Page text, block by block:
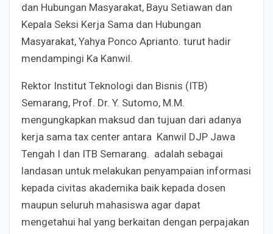
dan Hubungan Masyarakat, Bayu Setiawan dan
Kepala Seksi Kerja Sama dan Hubungan
Masyarakat, Yahya Ponco Aprianto. turut hadir
mendampingi Ka Kanwil.
Rektor Institut Teknologi dan Bisnis (ITB)
Semarang, Prof. Dr. Y. Sutomo, M.M.
mengungkapkan maksud dan tujuan dari adanya
kerja sama tax center antara Kanwil DJP Jawa
Tengah I dan ITB Semarang. adalah sebagai
landasan untuk melakukan penyampaian informasi
kepada civitas akademika baik kepada dosen
maupun seluruh mahasiswa agar dapat
mengetahui hal yang berkaitan dengan perpajakan